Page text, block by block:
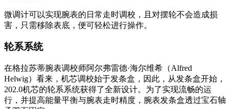
微调计可以实现腕表的日常走时调校，且对摆轮不会造成损
害，只需移除表底，便可轻松进行操作。
轮系系统
在格拉苏蒂腕表调校师阿尔弗雷德·海尔维希（Alfred
Helwig）看来，机芯调校始于发条盒，因此，从发条盒开始，
202.0机芯的轮系系统获得了全新设计。为了实现流畅的运
行，并提高能量平衡与腕表走时精度，腕表发条盒透过宝石轴